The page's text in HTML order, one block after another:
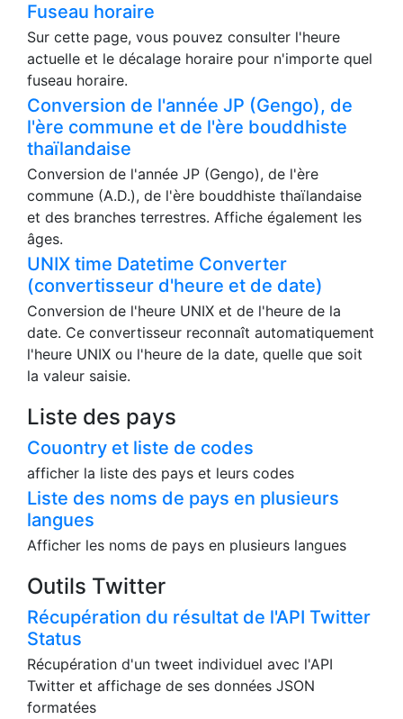
Fuseau horaire
Sur cette page, vous pouvez consulter l'heure
actuelle et le décalage horaire pour n'importe quel
fuseau horaire.
Conversion de l'année JP (Gengo), de
l'ère commune et de l'ère bouddhiste
thaïlandaise
Conversion de l'année JP (Gengo), de l'ère
commune (A.D.), de l'ère bouddhiste thaïlandaise
et des branches terrestres. Affiche également les
âges.
UNIX time Datetime Converter
(convertisseur d'heure et de date)
Conversion de l'heure UNIX et de l'heure de la
date. Ce convertisseur reconnaît automatiquement
l'heure UNIX ou l'heure de la date, quelle que soit
la valeur saisie.
Liste des pays
Couontry et liste de codes
afficher la liste des pays et leurs codes
Liste des noms de pays en plusieurs
langues
Afficher les noms de pays en plusieurs langues
Outils Twitter
Récupération du résultat de l'API Twitter
Status
Récupération d'un tweet individuel avec l'API
Twitter et affichage de ses données JSON
formatées